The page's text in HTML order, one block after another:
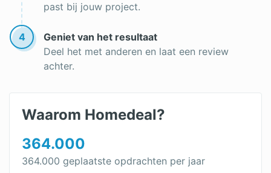
past bij jouw project.
4
Geniet van het resultaat
Deel het met anderen en laat een review
achter.
Waarom Homedeal?
364.000
364.000 geplaatste opdrachten per jaar